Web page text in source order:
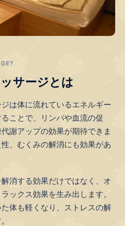
サージとは
は体に流れているエネルギー
ことで、リンパや血流の促
謝アップの効果が期待できま
、むくみの解消にも効果があ
消する効果だけではなく、オ
ックス効果を生み出します。
体も軽くなり、ストレスの解